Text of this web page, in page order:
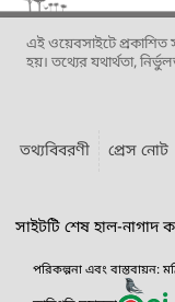
এই ওয়েবসাইটে প্রকাশিত
হয়। তথ্যের যথার্থতা,
তথ্যবিবরণী প্রেস নোট
সাইটটি শেষ হাল-
পরিকল্পনা এবং বাস্তবায়ন: